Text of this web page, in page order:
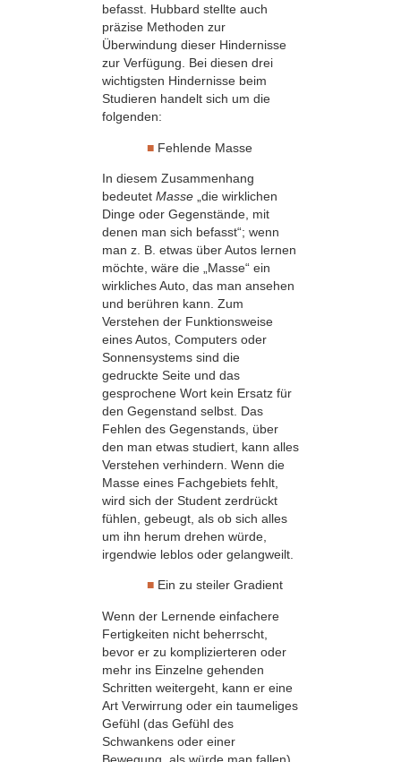
befasst. Hubbard stellte auch
präzise Methoden zur
Überwindung dieser Hindernisse
zur Verfügung. Bei diesen drei
wichtigsten Hindernisse beim
Studieren handelt sich um die
folgenden:
■ Fehlende Masse
In diesem Zusammenhang
bedeutet Masse „die wirklichen
Dinge oder Gegenstände, mit
denen man sich befasst“; wenn
man z. B. etwas über Autos lernen
möchte, wäre die „Masse“ ein
wirkliches Auto, das man ansehen
und berühren kann. Zum
Verstehen der Funktionsweise
eines Autos, Computers oder
Sonnensystems sind die
gedruckte Seite und das
gesprochene Wort kein Ersatz für
den Gegenstand selbst. Das
Fehlen des Gegenstands, über
den man etwas studiert, kann alles
Verstehen verhindern. Wenn die
Masse eines Fachgebiets fehlt,
wird sich der Student zerdrückt
fühlen, gebeugt, als ob sich alles
um ihn herum drehen würde,
irgendwie leblos oder gelangweilt.
■ Ein zu steiler Gradient
Wenn der Lernende einfachere
Fertig­keiten nicht beherrscht,
bevor er zu komplizierteren oder
mehr ins Einzelne gehenden
Schritten weitergeht, kann er eine
Art Verwirrung oder ein taumeliges
Gefühl (das Gefühl des
Schwankens oder einer